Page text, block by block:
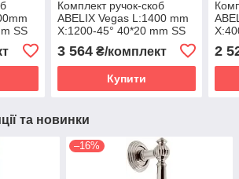
SS
Комплект ручок-скоб
ABELIX Vegas L:1400 mm
X:1200-45° 40*20 mm SS
3 564₴/комплект
Купити
2
та новинки
–16%